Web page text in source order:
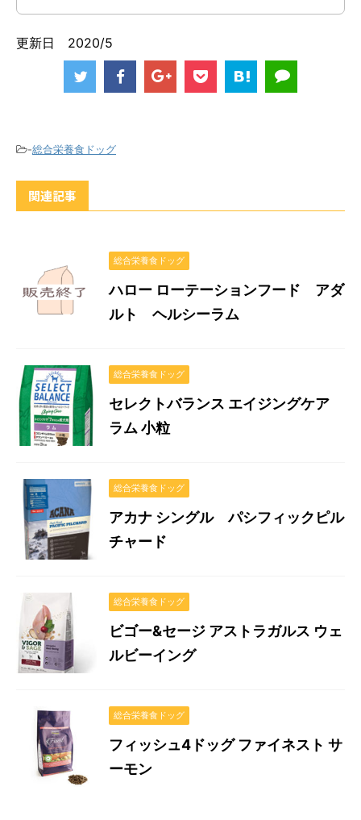
更新日 2020/5
-総合栄養食ドッグ
関連記事
総合栄養食ドッグ
ハロー ローテーションフード アダ
ルト ヘルシーラム
総合栄養食ドッグ
セレクトバランス エイジングケア
ラム 小粒
総合栄養食ドッグ
アカナ シングル パシフィックピル
チャード
総合栄養食ドッグ
ビゴー&セージ アストラガルス ウェ
ルビーイング
総合栄養食ドッグ
フィッシュ4ドッグ ファイネスト サ
ーモン